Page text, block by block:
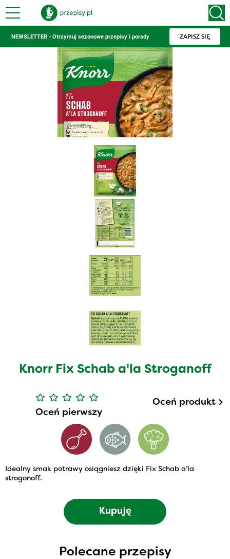
NEWSLETTER - Otrzymuj sezonowe przepisy i porady ZAPISZ SIĘ
Knorr Fix Schab a'la Stroganoff
Oceń pierwszy
Oceń produkt
Idealny smak potrawy osiągniesz dzięki Fix Schab a’la
strogonoff.
Kupuję
Polecane przepisy